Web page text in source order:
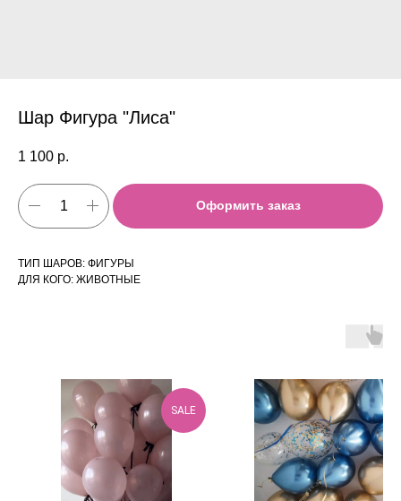
Шар Фигура "Лиса"
1 100 р.
Оформить заказ
ТИП ШАРОВ: ФИГУРЫ
ДЛЯ КОГО: ЖИВОТНЫЕ
SALE